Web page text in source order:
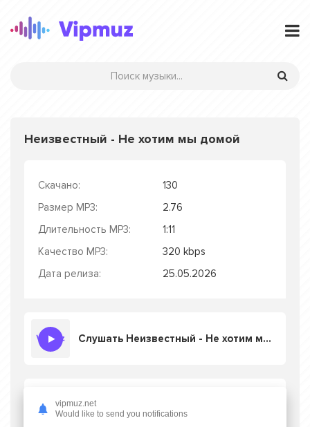
Неизвестный - Не хотим мы домой
Скачано:
130
Размер MP3:
2.76
Длительность MP3:
1:11
Качество MP3:
320 kbps
Дата релиза:
25.05.2026
Слушать Неизвестный - Не хотим мы домой
Скачать песню Неизвестный - Не хотим
мы домойв mp3 или слушать онлайн
vipmuz.net
Would like to send you notifications